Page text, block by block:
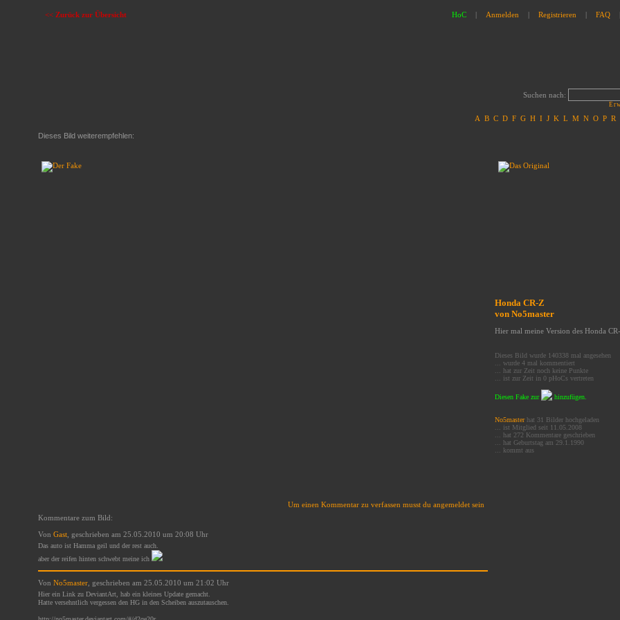
<< Zurück zur Übersicht HoC | Anmelden | Registrieren | FAQ
Suchen nach:
A B C D F G H I J K L M N O P R
Um einen Kommentar zu verfassen musst du angemeldet sein
Kommentare zum Bild:
Von Gast , geschrieben am 25.05.2010 um 20:08 Uhr
Das auto ist Hamma geil und der rest auch.
aber der reifen hinten schwebt meine ich
Von No5master , geschrieben am 25.05.2010 um 21:02 Uhr
Hier ein Link zu DeviantArt, hab ein kleines Update gemacht.
Hatte versehntlich vergessen den HG in den Scheiben auszutauschen.
Honda CR-Z
von No5master
Hier mal meine Version des Honda
Dieses Bild wurde 140338 mal angesehen
... wurde 4 mal kommentiert
... hat zur Zeit noch keine Punkte
... ist zur Zeit in 0 pHoCs vertreten
Diesen Fake zur hinzufügen.
No5masterhat 31 Bilder hochgeladen
... ist Mitglied seit 11.05.2008
... hat 272 Kommentare geschrieben
... hat Geburtstag am 29.1.1990
... kommt aus
Dieses Bild weiterempfehlen: